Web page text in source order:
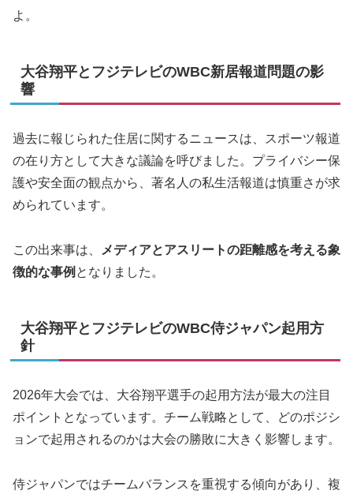
よ。
大谷翔平とフジテレビのWBC新居報道問題の影
響
過去に報じられた住居に関するニュースは、スポーツ報道
の在り方として大きな議論を呼びました。プライバシー保
護や安全面の観点から、著名人の私生活報道は慎重さが求
められています。
この出来事は、
メディアとアスリートの距離感を考える象
徴的な事例 となりました。
大谷翔平とフジテレビのWBC侍ジャパン起用方
針
2026年大会では、大谷翔平選手の起用方法が最大の注目
ポイントとなっています。チーム戦略として、どのポジシ
ョンで起用されるのかは大会の勝敗に大きく影響します。
侍ジャパンではチームバランスを重視する傾向があり、複